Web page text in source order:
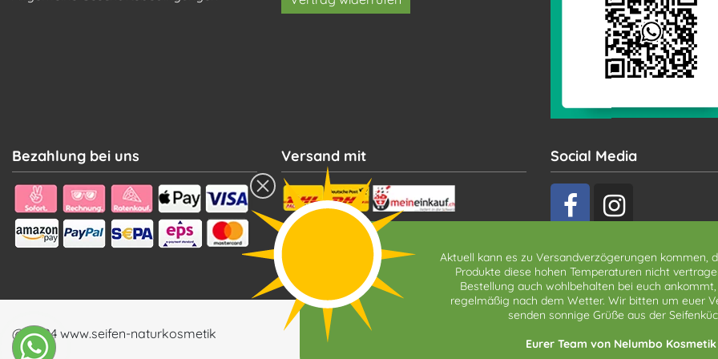
Bezahlung bei uns Versand mit Social Media
@ 2024 www.seifen-naturkosmetik *Alle hier genannten Preise verstehen sich
Streichpreise entsprechen dem UVP des
Willkommensgutschein - Nicht
Aktuell kann es zu Versandverzögerungen kommen,
Produkte diese hohen Temperaturen nicht
Bestellung auch wohlbehalten bei euch
regelmäßig nach dem Wetter. Wir bitten um euer
senden sonnige Grüße aus der
Eurer Team von Nelumbo Kosmetik